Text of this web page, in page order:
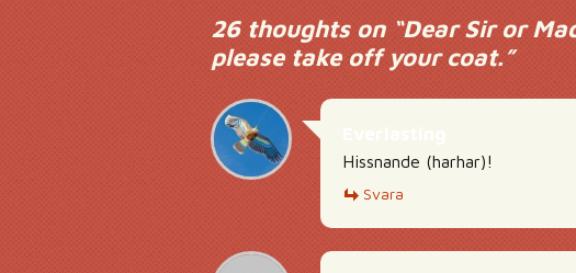
26 thoughts on “Dear Sir or
please take off your coat.”
Hissnande (harhar)!
Svara